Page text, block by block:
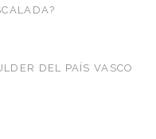
DEL PAÍS VASCO